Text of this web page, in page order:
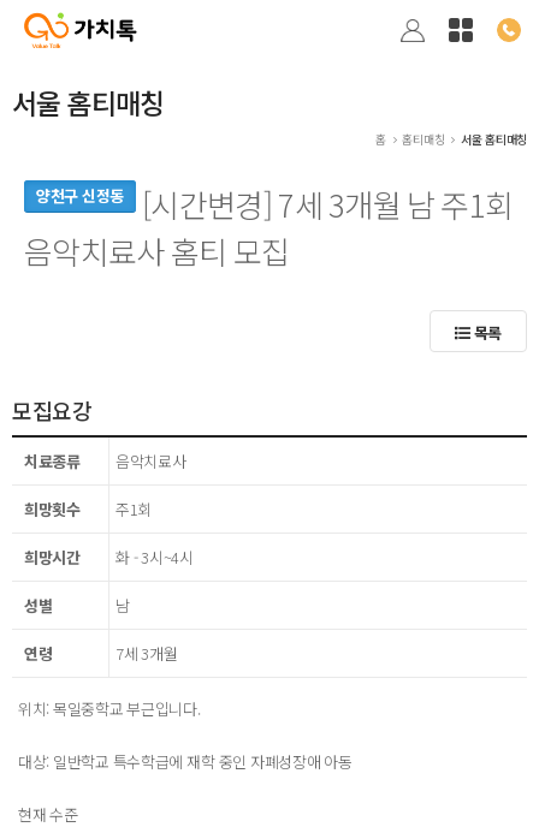
서울 홈티매칭
홈 홈티매칭 서울 홈티매칭
양천구 신정동
[시간변경] 7세 3개월 남 주1회
음악치료사 홈티 모집
목록
모집요강
치료종류 음악치료사
희망횟수 주1회
희망시간 화 - 3시~4시
성별 남
연령 7세 3개월
위치: 목일중학교 부근입니다.
대상: 일반학교 특수학급에 재학 중인 자폐성장애 아동
현재 수준